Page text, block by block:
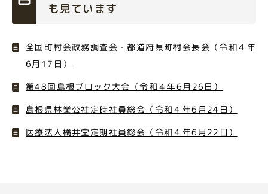
も見ています
全国町村会政務調査会・都道府県町村会長会（令和４年
6月17日）
第48回島根ブロック大会（令和４年6月26日）
島根県林業公社定時社員総会（令和４年6月24日）
医療法人橘井堂定期社員総会（令和４年6月22日）